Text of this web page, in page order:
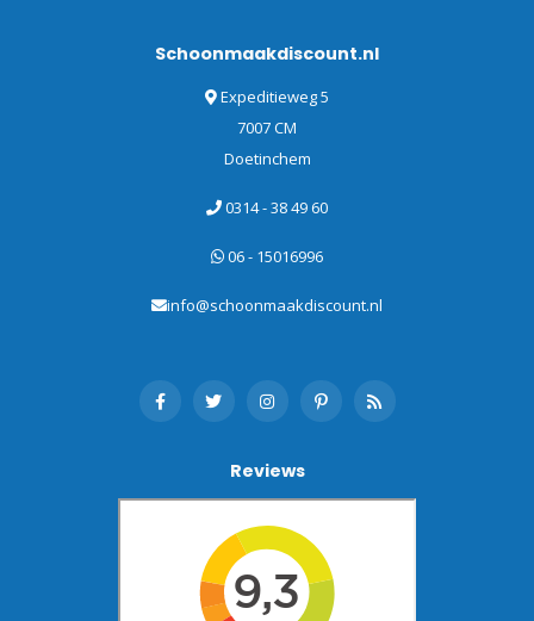
Schoonmaakdiscount.nl
Expeditieweg 5
7007 CM
Doetinchem
0314 - 38 49 60
06 - 15016996
info@schoonmaakdiscount.nl
Reviews